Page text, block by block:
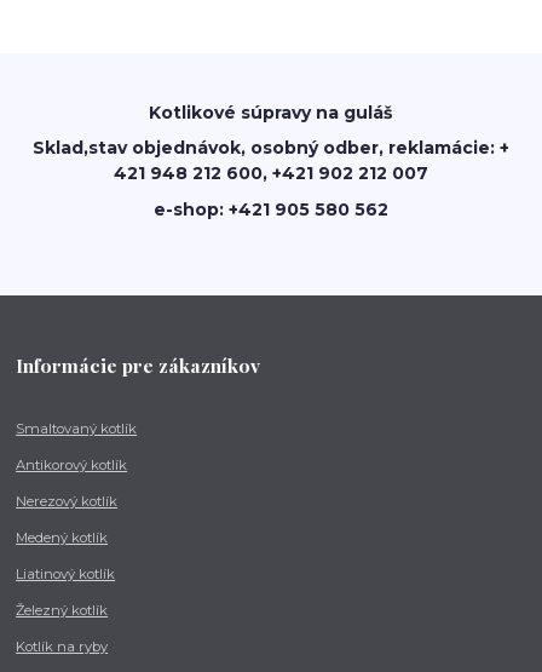
Kotlikové súpravy na guláš
Sklad,stav objednávok, osobný odber, reklamácie: +
421 948 212 600, +421 902 212 007
e-shop: +421 905 580 562
Informácie pre zákazníkov
Smaltovaný kotlík
Antikorový kotlík
Nerezový kotlík
Medený kotlík
Liatinový kotlík
Železný kotlík
Kotlík na ryby